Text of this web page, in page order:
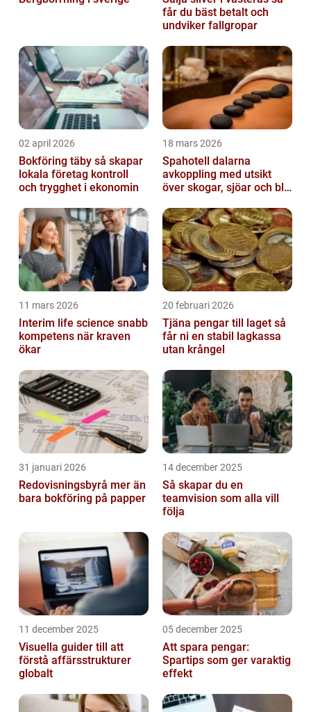
får du bäst betalt och
undviker fallgropar
02 april 2026
Bokföring täby så skapar
lokala företag kontroll
och trygghet i ekonomin
18 mars 2026
Spahotell dalarna
avkoppling med utsikt
över skogar, sjöar och blå
11 mars 2026
Interim life science snabb
kompetens när kraven
ökar
20 februari 2026
Tjäna pengar till laget så
får ni en stabil lagkassa
utan krångel
31 januari 2026
Redovisningsbyrå mer än
bara bokföring på papper
14 december 2025
Så skapar du en
teamvision som alla vill
följa
11 december 2025
Visuella guider till att
förstå affärsstrukturer
globalt
05 december 2025
Att spara pengar:
Spartips som ger varaktig
effekt